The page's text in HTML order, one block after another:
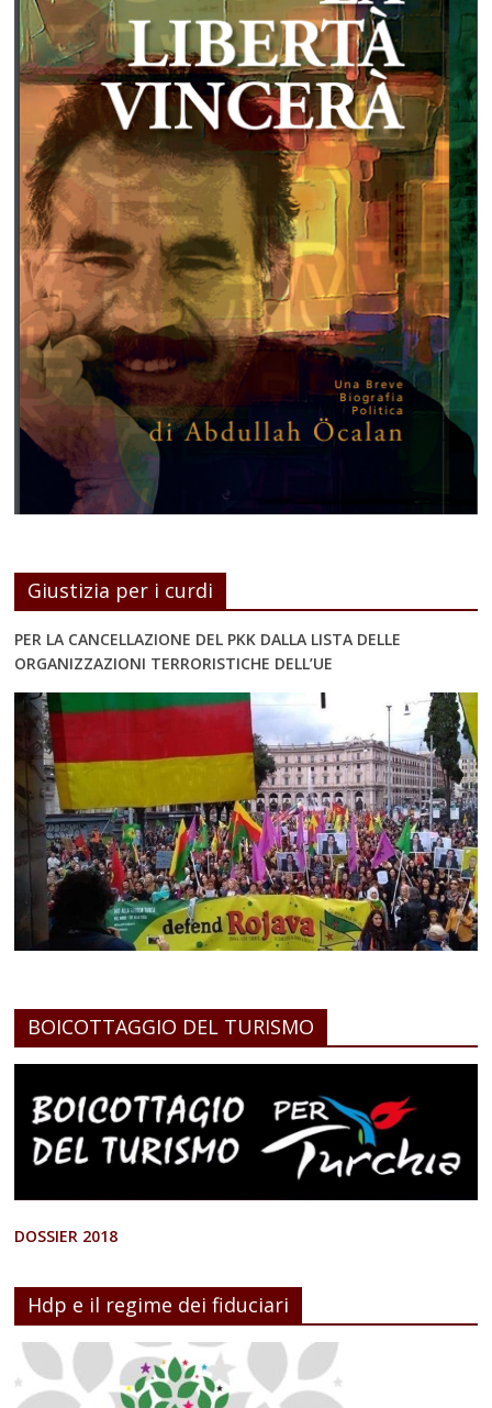
Giustizia per i curdi
PER LA CANCELLAZIONE DEL PKK DALLA LISTA DELLE
ORGANIZZAZIONI TERRORISTICHE DELL’UE
BOICOTTAGGIO DEL TURISMO
DOSSIER 2018
Hdp e il regime dei fiduciari